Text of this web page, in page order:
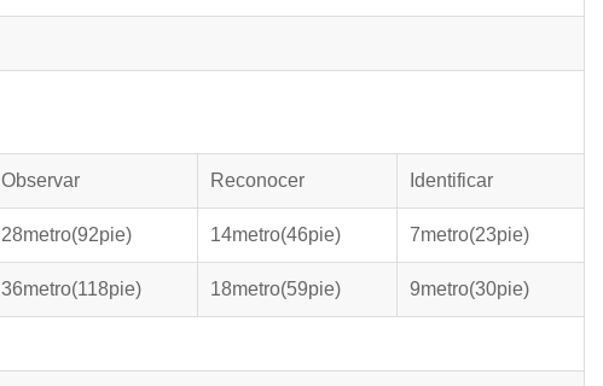
Observar Reconocer Identificar
28metro(92pie) 14metro(46pie) 7metro(23pie)
36metro(118pie) 18metro(59pie) 9metro(30pie)